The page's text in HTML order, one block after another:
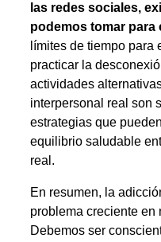
las redes sociales,
podemos tomar para
límites de tiempo para
practicar la
actividades
interpersonal real son
estrategias que
equilibrio saludable
real.
En resumen, la
problema creciente en
Debemos ser